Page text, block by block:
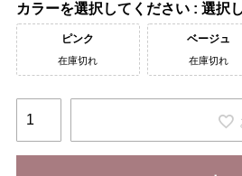
カラー 選択
ピンク
在庫切れ
ベージュ
在庫切れ